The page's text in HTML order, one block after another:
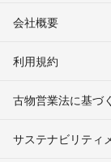
会社概要
利用規約
古物営業法に基づ
サステナビリティ